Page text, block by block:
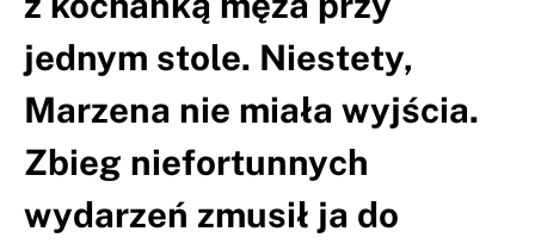
jednym stole. Niestety,
Marzena nie miała wyjścia.
Zbieg niefortunnych
wydarzeń zmusił ja do